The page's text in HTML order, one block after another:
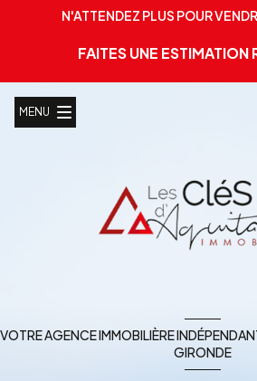
N'ATTENDEZ PLUS POUR
FAITES UNE ESTIMATION
MENU
VOTRE AGENCE IMMOBILIÈRE
GIRONDE